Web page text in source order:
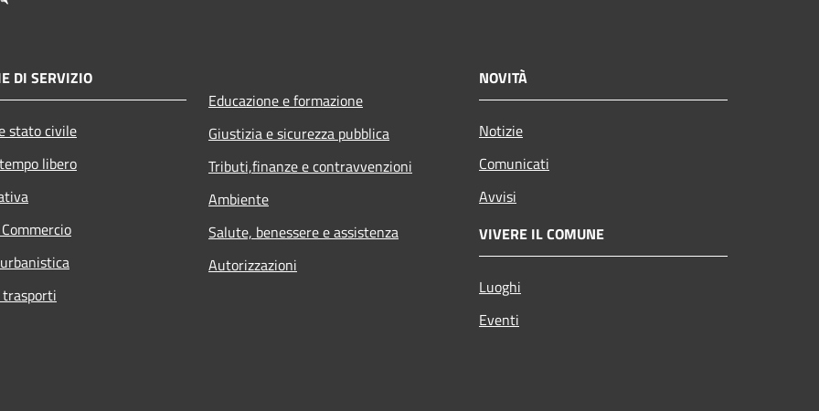
DI SERVIZIO
stato civile
libero
Educazione e formazione
Giustizia e sicurezza pubblica
Tributi,finanze e contravvenzioni
Ambiente
Salute, benessere e assistenza
Autorizzazioni
NOVITÀ
Notizie
Comunicati
Avvisi
VIVERE IL COMUNE
Luoghi
Eventi